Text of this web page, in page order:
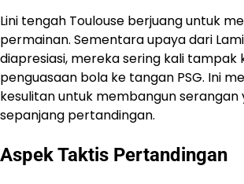
Lini tengah Toulouse berjuang untuk
permainan. Sementara upaya dari
diapresiasi, mereka sering kali tampak
penguasaan bola ke tangan PSG. Ini
kesulitan untuk membangun
sepanjang pertandingan.
Aspek Taktis Pertandingan